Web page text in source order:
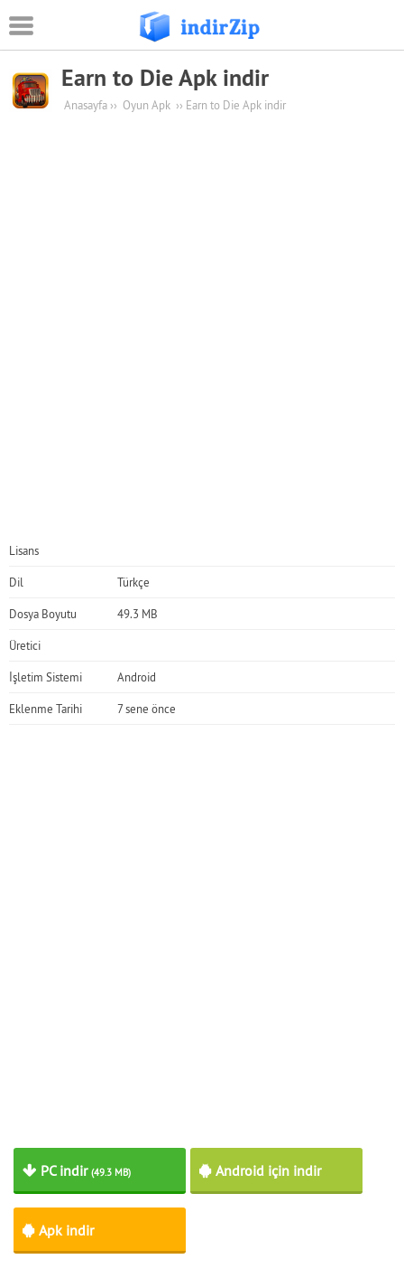
Android
Eğitim
Earn to Die Apk indir
Anasayfa ›› Oyun Apk ›› Earn to Die Apk indir
Lisans
Dil Türkçe
Dosya Boyutu 49.3 MB
Üretici
İşletim Sistemi Android
Eklenme Tarihi 7 sene önce
PC indir (49.3 MB) Android için indir
Apk indir